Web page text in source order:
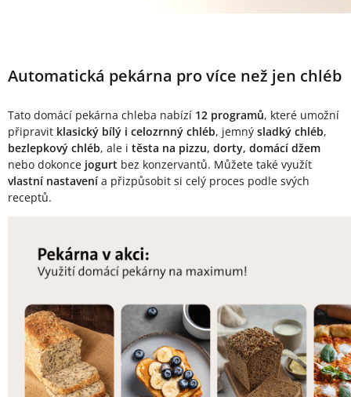
Automatická pekárna pro více než jen chléb
Tato domácí pekárna chleba nabízí 12 programů, které umožní
připravit klasický bílý i celozrnný chléb, jemný sladký chléb,
bezlepkový chléb, ale i těsta na pizzu, dorty, domácí džem
nebo dokonce jogurt bez konzervantů. Můžete také využít
vlastní nastavení a přizpůsobit si celý proces podle svých
receptů.